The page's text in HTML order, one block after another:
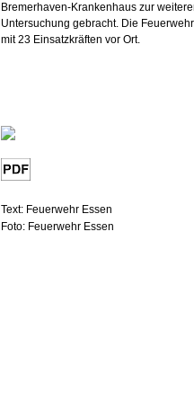
Bremerhaven-Krankenhaus zur
Untersuchung gebracht. Die
mit 23 Einsatzkräften vor Ort.
Text: Feuerwehr Essen
Foto: Feuerwehr Essen